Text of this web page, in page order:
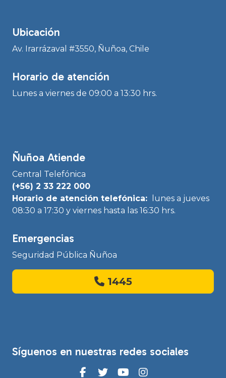
Ubicación
Av. Irarrázaval #3550, Ñuñoa, Chile
Horario de atención
Lunes a viernes de 09:00 a 13:30 hrs.
Ñuñoa Atiende
Central Telefónica
(+56) 2 33 222 000
Horario de atención telefónica:
lunes a jueves
08:30 a 17:30 y viernes hasta las 16:30 hrs.
Emergencias
Seguridad Pública Ñuñoa
1445
Síguenos en nuestras redes sociales